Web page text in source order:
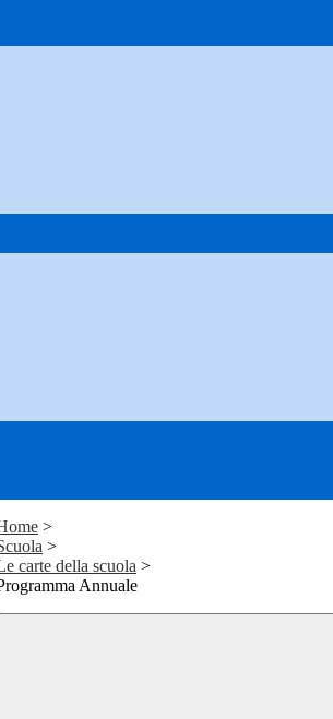
>
>
carte della scuola >
Annuale